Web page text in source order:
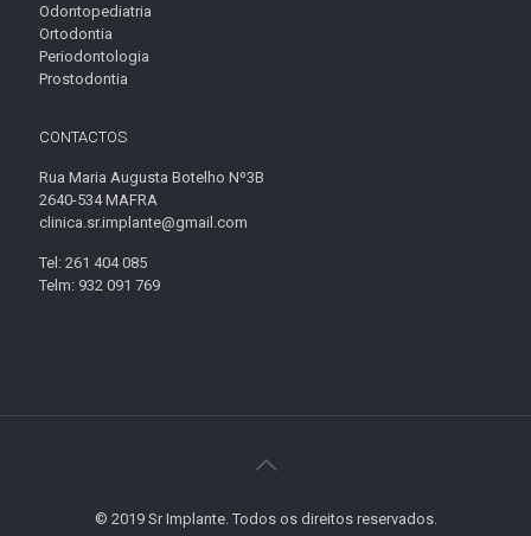
Odontopediatria
Ortodontia
Periodontologia
Prostodontia
CONTACTOS
Rua Maria Augusta Botelho Nº3B
2640-534 MAFRA
clinica.sr.implante@gmail.com
Tel: 261 404 085
Telm: 932 091 769
© 2019 Sr Implante. Todos os direitos reservados.